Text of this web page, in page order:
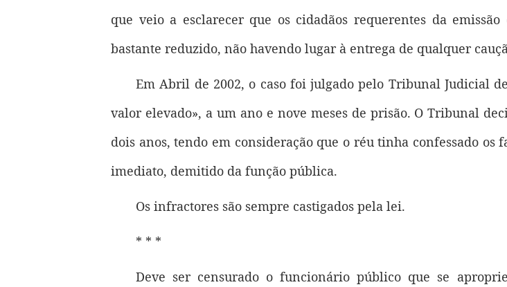
que veio a esclarecer que os cidadãos requerentes da
bastante reduzido, não havendo lugar à entrega de qualquer
Em Abril de 2002, o caso foi julgado pelo Tribunal Judicial
valor elevado», a um ano e nove meses de prisão. O Tribunal
dois anos, tendo em consideração que o réu tinha confessado
imediato, demitido da função pública.
Os infractores são sempre castigados pela lei.
* * *
Deve ser censurado o funcionário público que se